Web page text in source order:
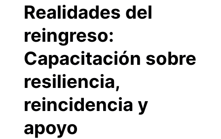
Realidades del
reingreso:
Capacitación sobre
resiliencia,
reincidencia y
apoyo